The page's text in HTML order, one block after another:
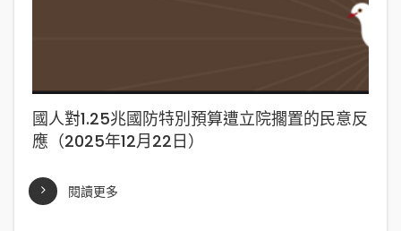
國人對1.25兆國防特別預算遭立院擱置的民意反
應（2025年12月22日）
閱讀更多